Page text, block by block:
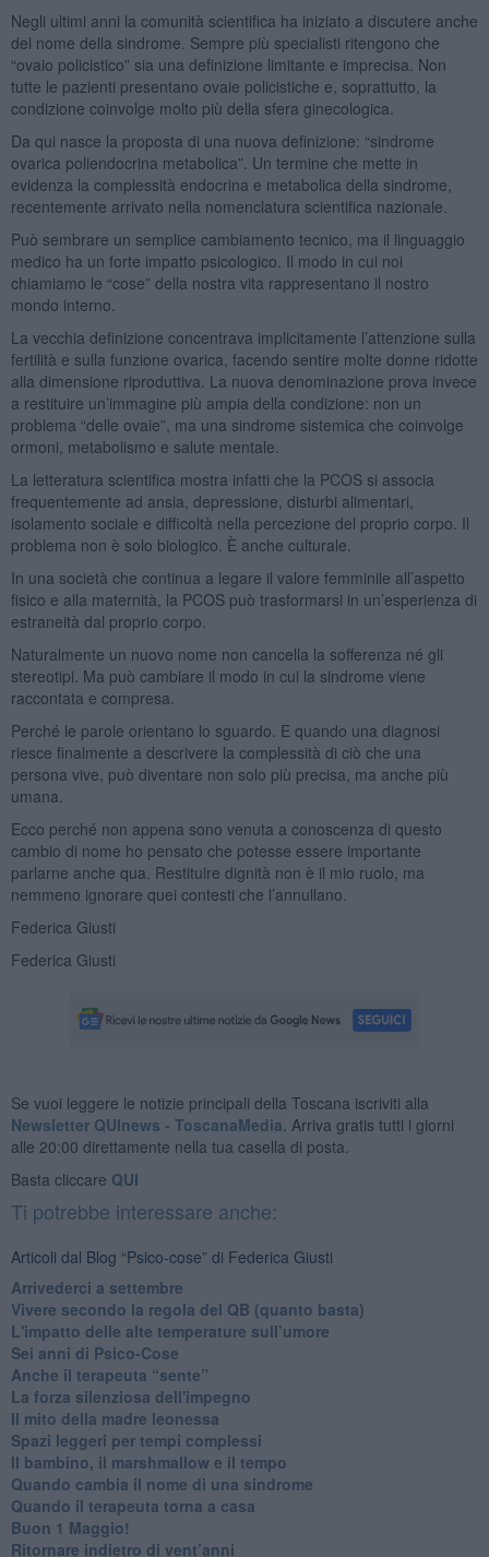
Negli ultimi anni la comunità scientifica ha iniziato a discutere anche
del nome della sindrome. Sempre più specialisti ritengono che
“ovaio policistico” sia una definizione limitante e imprecisa. Non
tutte le pazienti presentano ovaie policistiche e, soprattutto, la
condizione coinvolge molto più della sfera ginecologica.
Da qui nasce la proposta di una nuova definizione: “sindrome
ovarica poliendocrina metabolica”. Un termine che mette in
evidenza la complessità endocrina e metabolica della sindrome,
recentemente arrivato nella nomenclatura scientifica nazionale.
Può sembrare un semplice cambiamento tecnico, ma il linguaggio
medico ha un forte impatto psicologico. Il modo in cui noi
chiamiamo le “cose” della nostra vita rappresentano il nostro
mondo interno.
La vecchia definizione concentrava implicitamente l’attenzione sulla
fertilità e sulla funzione ovarica, facendo sentire molte donne ridotte
alla dimensione riproduttiva. La nuova denominazione prova invece
a restituire un’immagine più ampia della condizione: non un
problema “delle ovaie”, ma una sindrome sistemica che coinvolge
ormoni, metabolismo e salute mentale.
La letteratura scientifica mostra infatti che la PCOS si associa
frequentemente ad ansia, depressione, disturbi alimentari,
isolamento sociale e difficoltà nella percezione del proprio corpo. Il
problema non è solo biologico. È anche culturale.
In una società che continua a legare il valore femminile all’aspetto
fisico e alla maternità, la PCOS può trasformarsi in un’esperienza di
estraneità dal proprio corpo.
Naturalmente un nuovo nome non cancella la sofferenza né gli
stereotipi. Ma può cambiare il modo in cui la sindrome viene
raccontata e compresa.
Perché le parole orientano lo sguardo. E quando una diagnosi
riesce finalmente a descrivere la complessità di ciò che una
persona vive, può diventare non solo più precisa, ma anche più
umana.
Ecco perché non appena sono venuta a conoscenza di questo
cambio di nome ho pensato che potesse essere importante
parlarne anche qua. Restituire dignità non è il mio ruolo, ma
nemmeno ignorare quei contesti che l’annullano.
Federica Giusti
Federica Giusti
Se vuoi leggere le notizie principali della Toscana iscriviti alla
Newsletter QUInews - ToscanaMedia. Arriva gratis tutti i giorni
alle 20:00 direttamente nella tua casella di posta.
Basta cliccare QUI
Ti potrebbe interessare anche:
Articoli dal Blog “Psico-cose” di Federica Giusti
​Arrivederci a settembre
​Vivere secondo la regola del QB (quanto basta)
​L'impatto delle alte temperature sull’umore
Sei anni di Psico-Cose
​Anche il terapeuta “sente”
​La forza silenziosa dell'impegno
​Il mito della madre leonessa
Spazi leggeri per tempi complessi
Il bambino, il marshmallow e il tempo
​Quando cambia il nome di una sindrome
​Quando il terapeuta torna a casa
​Buon 1 Maggio!
Ritornare indietro di vent’anni